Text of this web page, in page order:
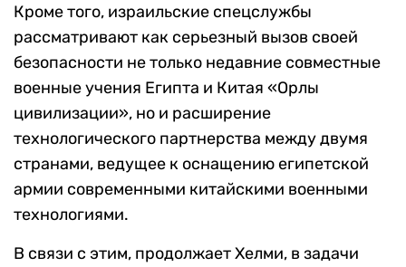
Кроме того, израильские спецслужбы
рассматривают как серьезный вызов своей
безопасности не только недавние совместные
военные учения Египта и Китая «Орлы
цивилизации», но и расширение
технологического партнерства между двумя
странами, ведущее к оснащению египетской
армии современными китайскими военными
технологиями.
В связи с этим, продолжает Хелми, в задачи